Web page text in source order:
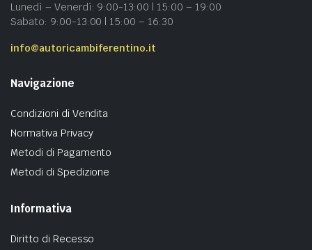
Lunedì – Venerdì: 9:00-13:00 | 15:00 – 19:00
Sabato: 9:00-13:00 | 15:00 – 16:30
info@autoricambiferentino.it
Navigazione
Condizioni di Vendita
Normativa Privacy
Metodi di Pagamento
Metodi di Spedizione
Informativa
Diritto di Recesso